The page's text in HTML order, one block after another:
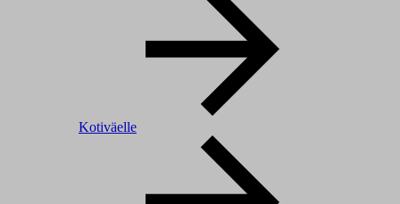
Kotiväelle